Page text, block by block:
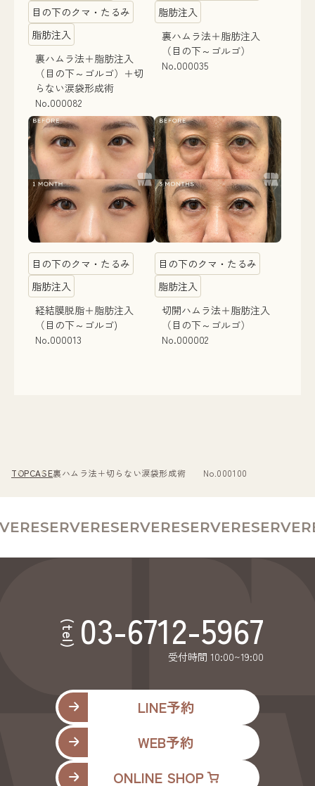
目の下のクマ・たるみ
脂肪注入
裏ハムラ法＋脂肪注入
（目の下～ゴルゴ）＋切
らない涙袋形成術
No.000082
脂肪注入
裏ハムラ法＋脂肪注入
（目の下～ゴルゴ）
No.000035
目の下のクマ・たるみ
脂肪注入
経結膜脱脂＋脂肪注入
（目の下～ゴルゴ)
No.000013
目の下のクマ・たるみ
脂肪注入
切開ハムラ法＋脂肪注入
（目の下～ゴルゴ）
No.000002
TOPCASE裏ハムラ法＋切らない涙袋形成術 No.000100
RESERVERESERVERESERVERESERVE
(tel) 03-6712-5967
受付時間 10:00~19:00
LINE予約
WEB予約
ONLINE SHOP